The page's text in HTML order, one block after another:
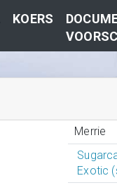
KOERS
Merrie
Exotic